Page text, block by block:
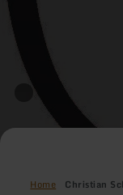
Home Christian